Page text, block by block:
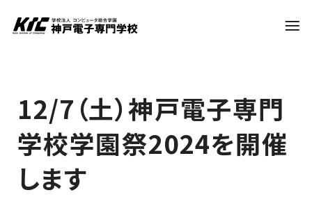
学科・コース
訪問者別
就職・資格
12/7（土）神戸電子専門
学校学園祭2024を開催
します